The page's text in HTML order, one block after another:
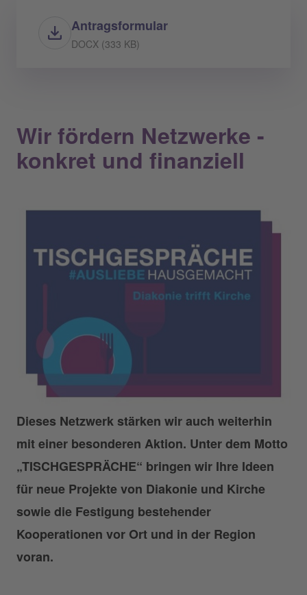
Antragsformular
DOCX (333 KB)
Wir fördern Netzwerke -
konkret und finanziell
Dieses Netzwerk stärken wir auch weiterhin
mit einer besonderen Aktion. Unter dem Motto
„TISCHGESPRÄCHE“ bringen wir Ihre Ideen
für neue Projekte von Diakonie und Kirche
sowie die Festigung bestehender
Kooperationen vor Ort und in der Region
voran.